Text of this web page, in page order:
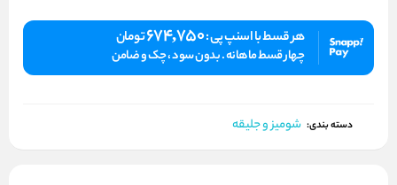
هر قسط با اسنپ پی :674,750تومان
چهار قسط ماهانه . بدون سود ، چک و ضامن
دسته بندی: شومیز و جلیقه